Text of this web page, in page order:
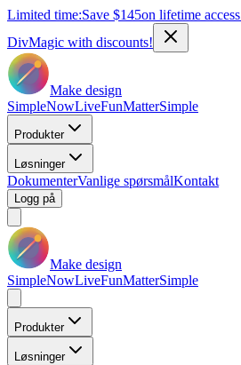
Limited time:Save $145on lifetime access
DivMagic with discounts!
Make design
SimpleNowLiveFunMatterSimple
Produkter
Løsninger
DokumenterVanlige spørsmålKontakt
Logg på
Make design
SimpleNowLiveFunMatterSimple
Produkter
Løsninger